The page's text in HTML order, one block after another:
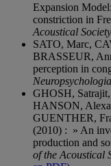
Expansion
constriction in
Acoustical
SATO, Marc,
BRASSEUR,
perception in
Neuropsychologia,
GHOSH,
HANSON,
GUENTHER,
(2010) : » An
production and
of the Acoustical